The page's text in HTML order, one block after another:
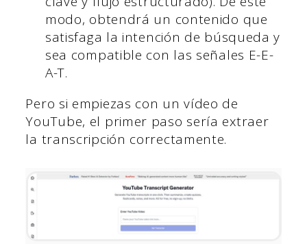
modo, obtendrá un contenido que
satisfaga la intención de búsqueda y
sea compatible con las señales E-E-
A-T.
Pero si empiezas con un vídeo de
YouTube, el primer paso sería extraer
la transcripción correctamente.